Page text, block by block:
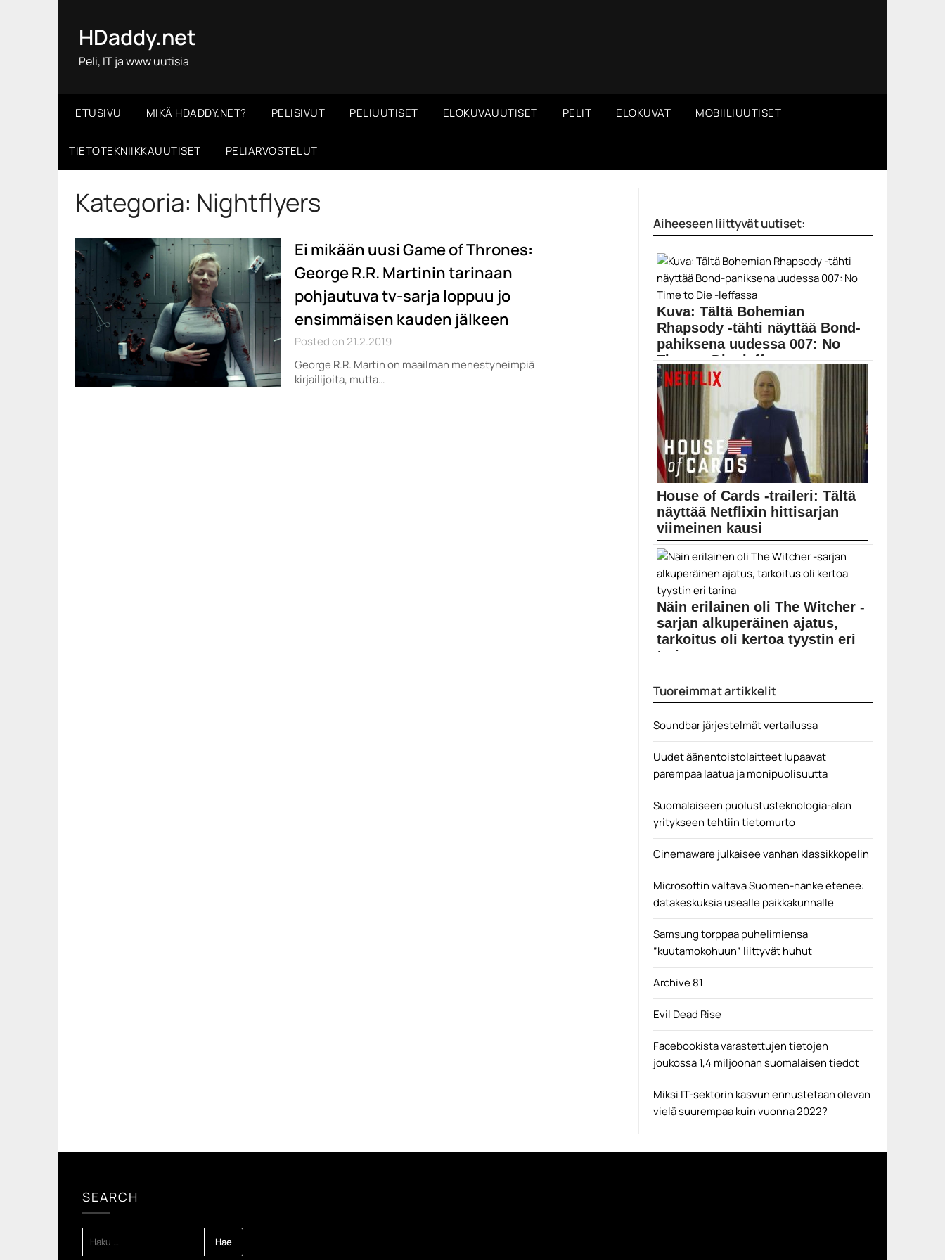
HDaddy.net
Peli, IT ja www uutisia
ETUSIVU MIKÄ HDADDY.NET? PELISIVUT PELIUUTISET ELOKUVAUUTISET PELIT ELOKUVAT MOBIILIUUTISET
TIETOTEKNIIKKAUUTISET PELIARVOSTELUT
Kategoria: Nightflyers
Ei mikään uusi Game of Thrones:
George R.R. Martinin tarinaan
pohjautuva tv-sarja loppuu jo
ensimmäisen kauden jälkeen
Posted on 21.2.2019
George R.R. Martin on maailman menestyneimpiä
kirjailijoita, mutta…
Aiheeseen liittyvät uutiset:
Kuva: Tältä Bohemian
Rhapsody -tähti näyttää Bond-
pahiksena uudessa 007: No
Time to Die -leffassa
Uuden James Bond -elokuvan 007: No Time to...
007 No Time to Die
House of Cards -traileri: Tältä
näyttää Netflixin hittisarjan
viimeinen kausi
House of Cardsin viimeinen kausi julkaistaan
Elokuvat
Näin erilainen oli The Witcher -
sarjan alkuperäinen ajatus,
tarkoitus oli kertoa tyystin eri
tarina
tämän...
Tuoreimmat artikkelit
Soundbar järjestelmät vertailussa
Uudet äänentoistolaitteet lupaavat
parempaa laatua ja monipuolisuutta
Suomalaiseen puolustusteknologia-alan
yritykseen tehtiin tietomurto
Cinemaware julkaisee vanhan klassikkopelin
Microsoftin valtava Suomen-hanke etenee:
datakeskuksia usealle paikkakunnalle
Samsung torppaa puhelimiensa
”kuutamokohuun” liittyvät huhut
Archive 81
Evil Dead Rise
Facebookista varastettujen tietojen
joukossa 1,4 miljoonan suomalaisen tiedot
Miksi IT-sektorin kasvun ennustetaan olevan
vielä suurempaa kuin vuonna 2022?
SEARCH